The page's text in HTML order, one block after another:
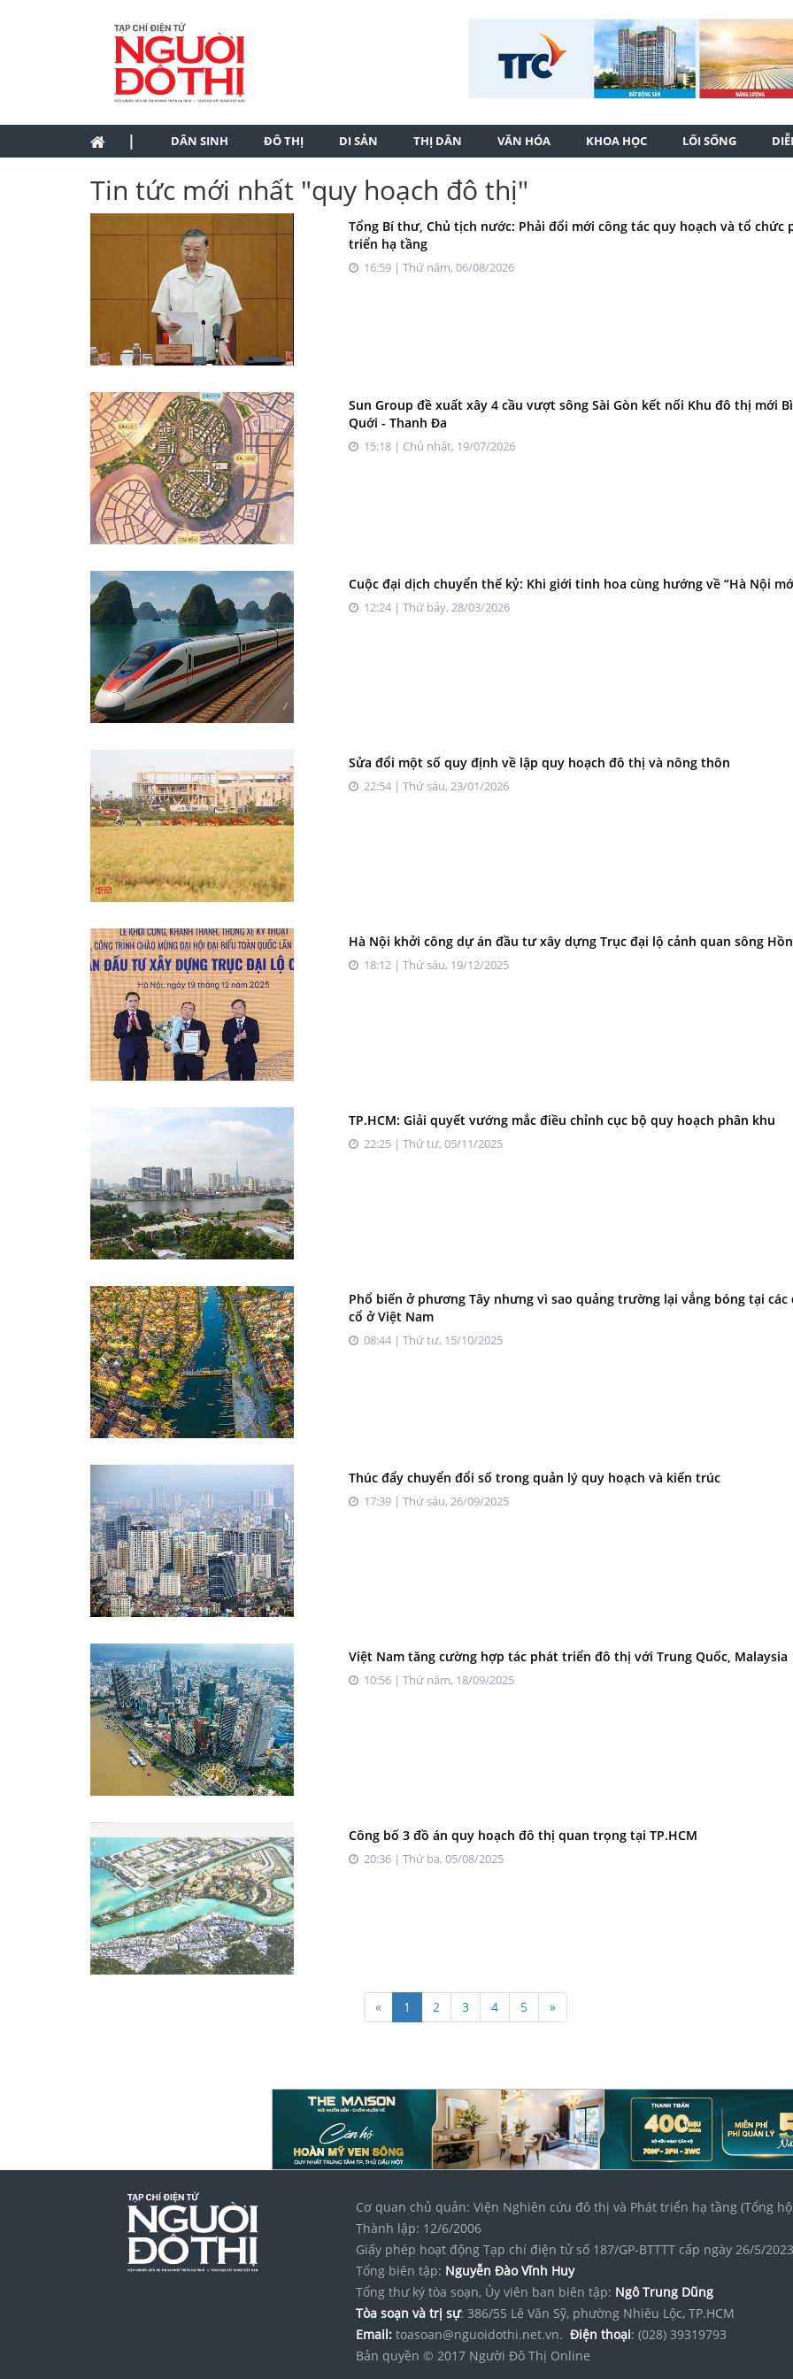
| DÂN SINH ĐÔ THỊ DI SẢN THỊ DÂN VĂN HÓA KHOA HỌC LỐI SỐNG
Tin tức mới nhất "quy hoạch đô thị"
Tổng Bí thư, Chủ tịch nước: Phải đổi mới công tác quy hoạch và tổ chức
triển hạ tầng
16:59 | Thứ năm, 06/08/2026
Sun Group đề xuất xây 4 cầu vượt sông Sài Gòn kết nối Khu đô thị mới
Quới - Thanh Đa
15:18 | Chủ nhật, 19/07/2026
Cuộc đại dịch chuyển thế kỷ: Khi giới tinh hoa cùng hướng về “Hà Nội
12:24 | Thứ bảy, 28/03/2026
Sửa đổi một số quy định về lập quy hoạch đô thị và nông thôn
22:54 | Thứ sáu, 23/01/2026
Hà Nội khởi công dự án đầu tư xây dựng Trục đại lộ cảnh quan sông
18:12 | Thứ sáu, 19/12/2025
TP.HCM: Giải quyết vướng mắc điều chỉnh cục bộ quy hoạch phân khu
22:25 | Thứ tư, 05/11/2025
Phổ biến ở phương Tây nhưng vì sao quảng trường lại vắng bóng tại
cổ ở Việt Nam
08:44 | Thứ tư, 15/10/2025
Thúc đẩy chuyển đổi số trong quản lý quy hoạch và kiến trúc
17:39 | Thứ sáu, 26/09/2025
Việt Nam tăng cường hợp tác phát triển đô thị với Trung Quốc, Malaysia
10:56 | Thứ năm, 18/09/2025
Công bố 3 đồ án quy hoạch đô thị quan trọng tại TP.HCM
20:36 | Thứ ba, 05/08/2025
« 1 2 3 4 5 »
Cơ quan chủ quản: Viện Nghiên cứu đô thị và Phát triển hạ tầng (Tổng
Thành lập: 12/6/2006
Giấy phép hoạt động Tạp chí điện tử số 187/GP-BTTTT cấp ngày 26/5/2023
Tổng biên tập: Nguyễn Đào Vĩnh Huy
Tổng thư ký tòa soạn, Ủy viên ban biên tập: Ngô Trung Dũng
Tòa soạn và trị sự: 386/55 Lê Văn Sỹ, phường Nhiêu Lộc, TP.HCM
Email: toasoan@nguoidothi.net.vn. Điện thoại: (028) 39319793
Bản quyền © 2017 Người Đô Thị Online